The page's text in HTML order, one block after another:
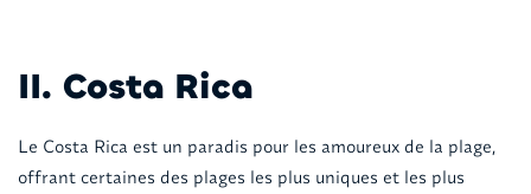
II. Costa Rica
Le Costa Rica est un paradis pour les amoureux de la plage,
offrant certaines des plages les plus uniques et les plus